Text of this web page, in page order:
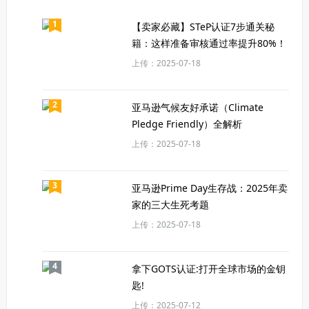
1
【卖家必藏】STeP认证7步通关秘
籍：这样准备审核通过率提升80%！
上传：2025-07-18
2
亚马逊气候友好承诺（Climate
Pledge Friendly）全解析
上传：2025-07-18
3
亚马逊Prime Day生存战：2025年卖
家的三大生死考题
上传：2025-07-18
4
拿下GOTS认证:打开全球市场的金钥
匙!
上传：2025-07-12